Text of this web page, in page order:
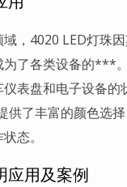
，4020 LED灯珠
为了各类设备的***
表盘和电子设备的
供了丰富的颜色选
态。
应用及案例